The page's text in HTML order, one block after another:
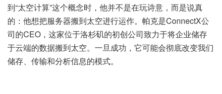
到“太空计算”这个概念时，他并不是在玩诗意，而是说真
的：他想把服务器搬到太空进行运作。帕克是ConnectX公
司的CEO，这家位于洛杉矶的初创公司致力于将企业储存
于云端的数据搬到太空。一旦成功，它可能会彻底改变我们
储存、传输和分析信息的模式。